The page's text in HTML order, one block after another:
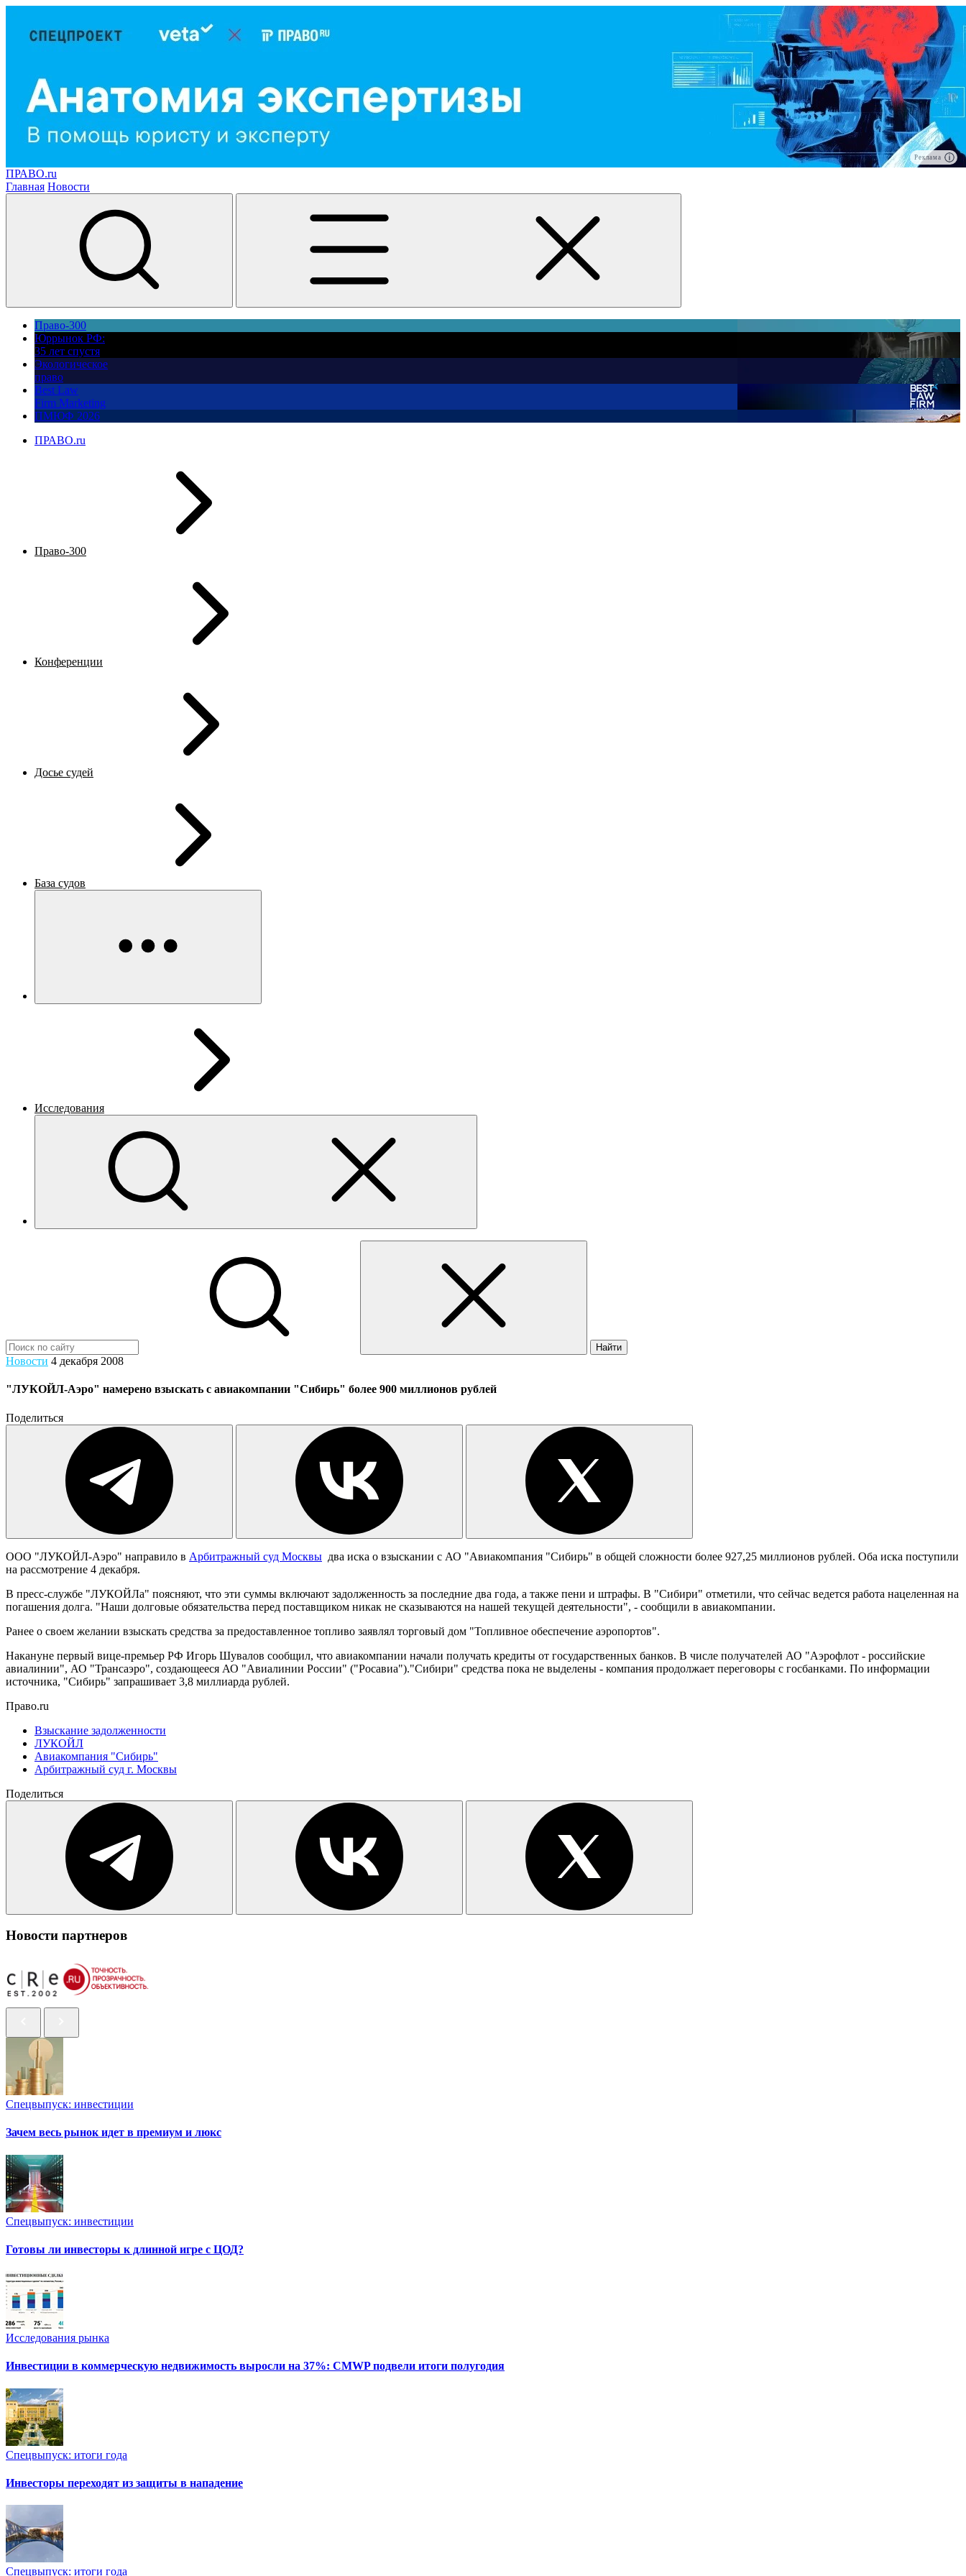
Реклама
ПРАВО.ru
Главная Новости
Право-300
Юррынок РФ:
35 лет спустя
Экологическое
право
Best Law
Firm Marketing
ПМЮФ 2026
ПРАВО.ru
Право-300
Конференции
Досье судей
База судов
Исследования
Найти
Новости 4 декабря 2008
"ЛУКОЙЛ-Аэро" намерено взыскать с авиакомпании "Сибирь" более 900 миллионов рублей
Поделиться
ООО "ЛУКОЙЛ-Аэро" направило в Арбитражный суд Москвы два иска о взыскании с АО "Авиакомпания "Сибирь" в общей сложности более 927,25 миллионов рублей. Оба иска поступили
на рассмотрение 4 декабря.
В пресс-службе "ЛУКОЙЛа" поясняют, что эти суммы включают задолженность за последние два года, а также пени и штрафы. В "Сибири" отметили, что сейчас ведется работа нацеленная на
погашения долга. "Наши долговые обязательства перед поставщиком никак не сказываются на нашей текущей деятельности", - сообщили в авиакомпании.
Ранее о своем желании взыскать средства за предоставленное топливо заявлял торговый дом "Топливное обеспечение аэропортов".
Накануне первый вице-премьер РФ Игорь Шувалов сообщил, что авиакомпании начали получать кредиты от государственных банков. В числе получателей АО "Аэрофлот - российские
авиалинии", АО "Трансаэро", создающееся АО "Авиалинии России" ("Росавиа")."Сибири" средства пока не выделены - компания продолжает переговоры с госбанками. По информации
источника, "Сибирь" запрашивает 3,8 миллиарда рублей.
Право.ru
Взыскание задолженности
ЛУКОЙЛ
Авиакомпания "Сибирь"
Арбитражный суд г. Москвы
Поделиться
Новости партнеров
Спецвыпуск: инвестиции
Зачем весь рынок идет в премиум и люкс
Спецвыпуск: инвестиции
Готовы ли инвесторы к длинной игре с ЦОД?
Исследования рынка
Инвестиции в коммерческую недвижимость выросли на 37%: CMWP подвели итоги полугодия
Спецвыпуск: итоги года
Инвесторы переходят из защиты в нападение
Спецвыпуск: итоги года